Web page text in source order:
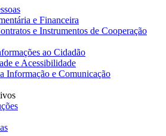
e Financeira
e Instrumentos de Cooperação
ao Cidadão
e Acessibilidade
Informação e Comunicação